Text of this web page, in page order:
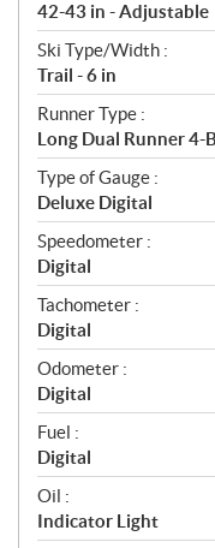
42-43 in - Adjustable
Ski Type/Width :
Trail - 6 in
Runner Type :
Long Dual Runner
Type of Gauge :
Deluxe Digital
Speedometer :
Digital
Tachometer :
Digital
Odometer :
Digital
Fuel :
Digital
Oil :
Indicator Light